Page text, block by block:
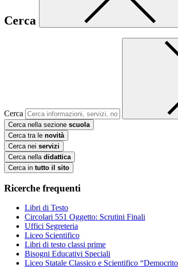
Cerca
Cerca
Cerca nella sezione scuola
Cerca tra le novità
Cerca nei servizi
Cerca nella didattica
Cerca in tutto il sito
Ricerche frequenti
Libri di Testo
Circolari 551 Oggetto: Scrutini Finali
Uffici Segreteria
Liceo Scientifico
Libri di testo classi prime
Bisogni Educativi Speciali
Liceo Statale Classico e Scientifico